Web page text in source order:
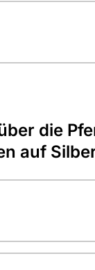
die
auf